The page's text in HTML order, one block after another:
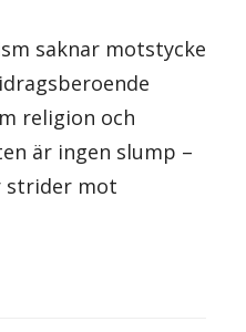
saknar motstycke
religion och
är ingen slump –
strider mot